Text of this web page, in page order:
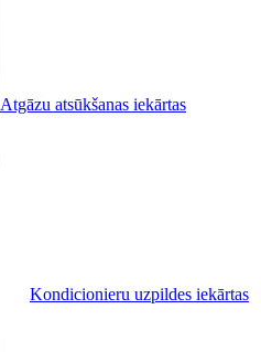
Atgāzu atsūkšanas iekārtas
Kondicionieru uzpildes iekārtas